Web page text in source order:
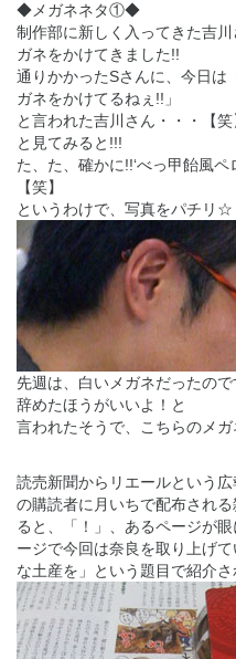
◆メガネネタ①◆
制作部に新しく入ってきた吉
ガネをかけてきました!!
通りかかったSさんに、今日は
ガネをかけてるねぇ!!」
と言われた吉川さん・・・【
と見てみると!!!
た、た、確かに!!‘べっ甲飴風
【笑】
というわけで、写真をパチリ☆
先週は、白いメガネだったの
辞めたほうがいいよ！と
言われたそうで、こちらのメガ
読売新聞からリエールという
の購読者に月いちで配布され
ると、「！」、あるページが
ージで今回は奈良を取り上げ
な土産を」という題目で紹介